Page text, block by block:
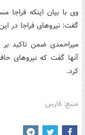
وی با بیان اینکه فراجا
گفت: نیروهای فراجا در
میراحمدی ضمن تاکید بر
آنها گفت که نیروهای
کرد.
منبع: فارس